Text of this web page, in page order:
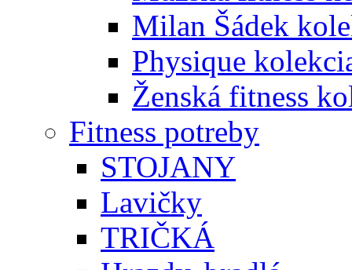
Milan Šádek
Physique
Ženská fitness
Fitness potreby
STOJANY
Lavičky
TRIČKÁ